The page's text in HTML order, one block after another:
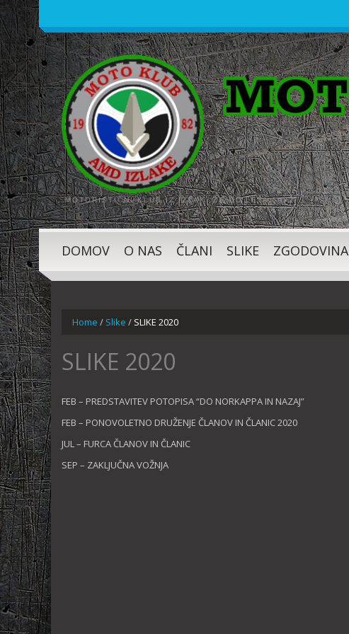
MOTORISTIČNI KLUB IZ IZLAK, ŽE OD LETA 1982
DOMOV O NAS ČLANI SLIKE ZGODOVINA
Home / Slike / SLIKE 2020
SLIKE 2020
FEB – PREDSTAVITEV POTOPISA “DO NORKAPPA IN NAZAJ”
FEB – PONOVOLETNO DRUŽENJE ČLANOV IN ČLANIC 2020
JUL – FURCA ČLANOV IN ČLANIC
SEP – ZAKLJUČNA VOŽNJA